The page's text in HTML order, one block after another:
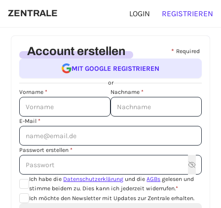
ZENTRALE LOGIN REGISTRIEREN
Account erstellen * Required
MIT GOOGLE REGISTRIEREN
or
Vorname * Nachname *
E-Mail *
Passwort erstellen *
Ich habe die Datenschutzerklärung und dieAGBs gelesen und
stimme beidem zu. Dies kann ich jederzeit widerrufen.*
Ich möchte den Newsletter mit Updates zur Zentrale erhalten.